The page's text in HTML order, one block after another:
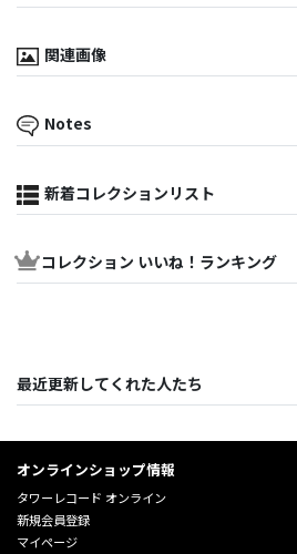
関連画像
Notes
新着コレクションリスト
コレクション いいね！ランキング
最近更新してくれた人たち
オンラインショップ情報
タワーレコード オンライン
新規会員登録
マイページ